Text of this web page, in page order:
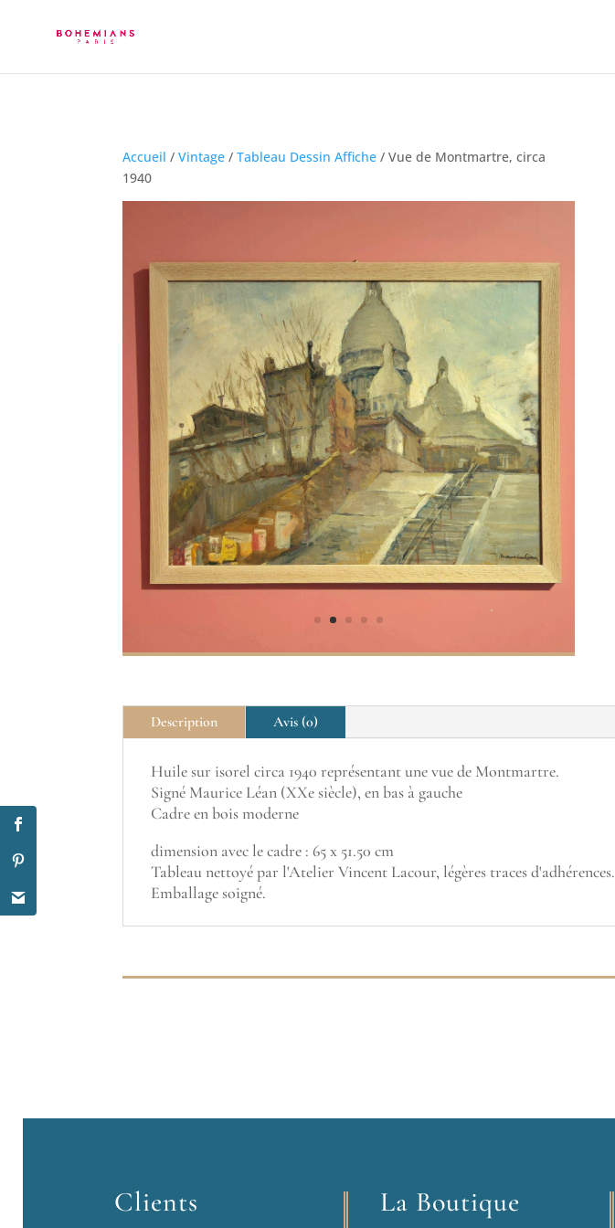
Accueil /Vintage /Tableau Dessin Affiche / Vue de Montmartre, circa
1940
Description Avis (0)
Huile sur isorel circa 1940 représentant une vue de Montmartre.
Signé Maurice Léan (XXe siècle), en bas à gauche
Cadre en bois moderne
dimension avec le cadre : 65 x 51.50 cm
Tableau nettoyé par l'Atelier Vincent Lacour, légères traces d'adhérences.
Emballage soigné.
Clients La Boutique